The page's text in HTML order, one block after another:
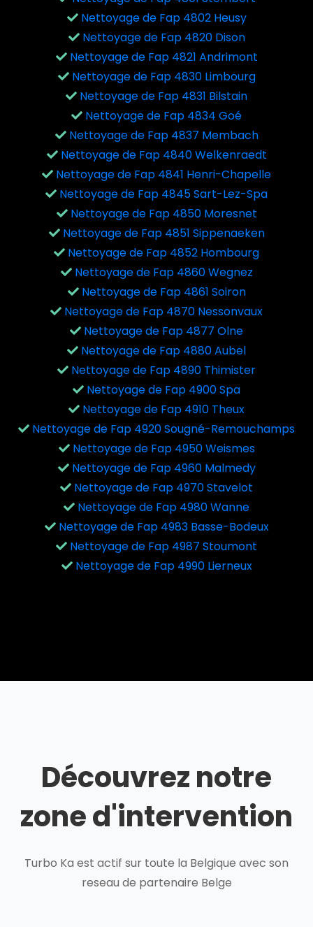
Nettoyage de Fap 4802 Heusy
Nettoyage de Fap 4820 Dison
Nettoyage de Fap 4821 Andrimont
Nettoyage de Fap 4830 Limbourg
Nettoyage de Fap 4831 Bilstain
Nettoyage de Fap 4834 Goé
Nettoyage de Fap 4837 Membach
Nettoyage de Fap 4840 Welkenraedt
Nettoyage de Fap 4841 Henri-Chapelle
Nettoyage de Fap 4845 Sart-Lez-Spa
Nettoyage de Fap 4850 Moresnet
Nettoyage de Fap 4851 Sippenaeken
Nettoyage de Fap 4852 Hombourg
Nettoyage de Fap 4860 Wegnez
Nettoyage de Fap 4861 Soiron
Nettoyage de Fap 4870 Nessonvaux
Nettoyage de Fap 4877 Olne
Nettoyage de Fap 4880 Aubel
Nettoyage de Fap 4890 Thimister
Nettoyage de Fap 4900 Spa
Nettoyage de Fap 4910 Theux
Nettoyage de Fap 4920 Sougné-Remouchamps
Nettoyage de Fap 4950 Weismes
Nettoyage de Fap 4960 Malmedy
Nettoyage de Fap 4970 Stavelot
Nettoyage de Fap 4980 Wanne
Nettoyage de Fap 4983 Basse-Bodeux
Nettoyage de Fap 4987 Stoumont
Nettoyage de Fap 4990 Lierneux
Découvrez notre
zone d'intervention
Turbo Ka est actif sur toute la Belgique avec son
reseau de partenaire Belge